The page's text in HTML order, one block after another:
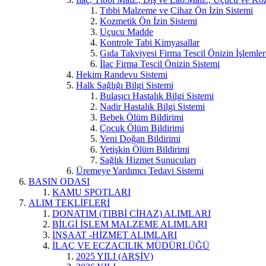
Tıbbi Malzeme ve Cihaz Ön İzin Sistemi
Kozmetik Ön İzin Sistemi
Uçucu Madde
Kontrole Tabi Kimyasallar
Gıda Takviyesi Firma Tescil Önizin
İlaç Firma Tescil Önizin Sistemi
Hekim Randevu Sistemi
Halk Sağlığı Bilgi Sistemi
Bulaşıcı Hastalık Bilgi Sistemi
Nadir Hastalık Bilgi Sistemi
Bebek Ölüm Bildirimi
Çocuk Ölüm Bildirimi
Yeni Doğan Bildirimi
Yetişkin Ölüm Bildirimi
Sağlık Hizmet Sunucuları
Üremeye Yardımcı Tedavi Sistemi
BASIN ODASI
KAMU SPOTLARI
ALIM TEKLİFLERİ
DONATIM (TIBBİ CİHAZ) ALIMLARI
BİLGİ İŞLEM MALZEME ALIMLARI
İNŞAAT -HİZMET ALIMLARI
İLAÇ VE ECZACILIK MÜDÜRLÜĞÜ
2025 YILI (ARŞİV)